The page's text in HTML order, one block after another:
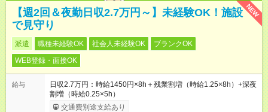
NEW
【週2回＆夜勤日収2.7万円～】未経験OK！施設
で見守り
派遣 職種未経験OK 社会人未経験OK
ブランクOK
WEB登録・面接OK
給与
日収2.7万円：時給1450円×8h＋残業割増（時給1.25×8h）+深夜
割増（時給0.25×5h）
交通費別途支給あり